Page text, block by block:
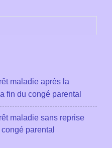
maladie après la
fin du congé parental
maladie sans reprise
parental